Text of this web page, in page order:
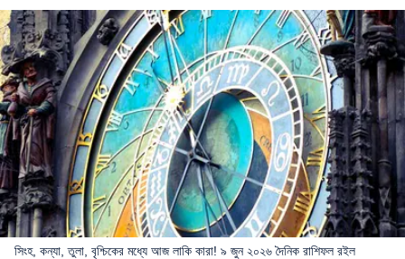
সিংহ, কন্যা, তুলা, বৃশ্চিকের মধ্যে আজ লাকি কারা! ৯ জুন ২০২৬ দৈনিক রাশিফল রইল